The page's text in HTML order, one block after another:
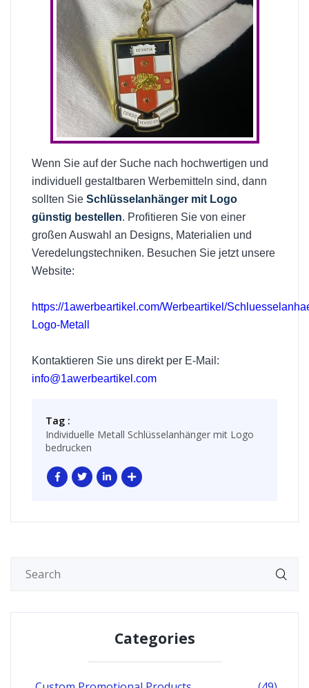
Wenn Sie auf der Suche nach hochwertigen und
individuell gestaltbaren Werbemitteln sind, dann
sollten Sie Schlüsselanhänger mit Logo
günstig bestellen. Profitieren Sie von einer
großen Auswahl an Designs, Materialien und
Veredelungstechniken. Besuchen Sie jetzt unsere
Website:
https://1awerbeartikel.com/Werbeartikel/
Logo-Metall
Kontaktieren Sie uns direkt per E-Mail:
info@1awerbeartikel.com
Tag :
Individuelle Metall Schlüsselanhänger mit Logo
bedrucken
Categories